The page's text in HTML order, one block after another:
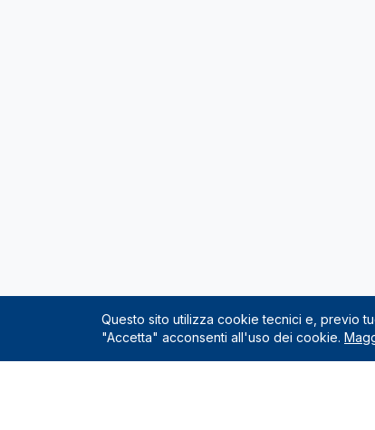
Questo sito utilizza cookie tecnici e, previo
"Accetta" acconsenti all'uso dei cookie.